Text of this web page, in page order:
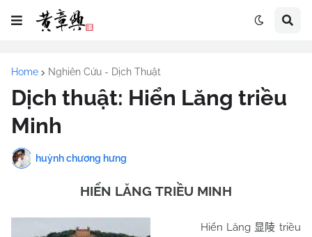
Home Nghiên Cứu - Dịch Thuật
Dịch thuật: Hiển Lăng triều
Minh
huỳnh chương hưng
HIỂN LĂNG TRIỀU MINH
Hiển Lăng 显陵 triều